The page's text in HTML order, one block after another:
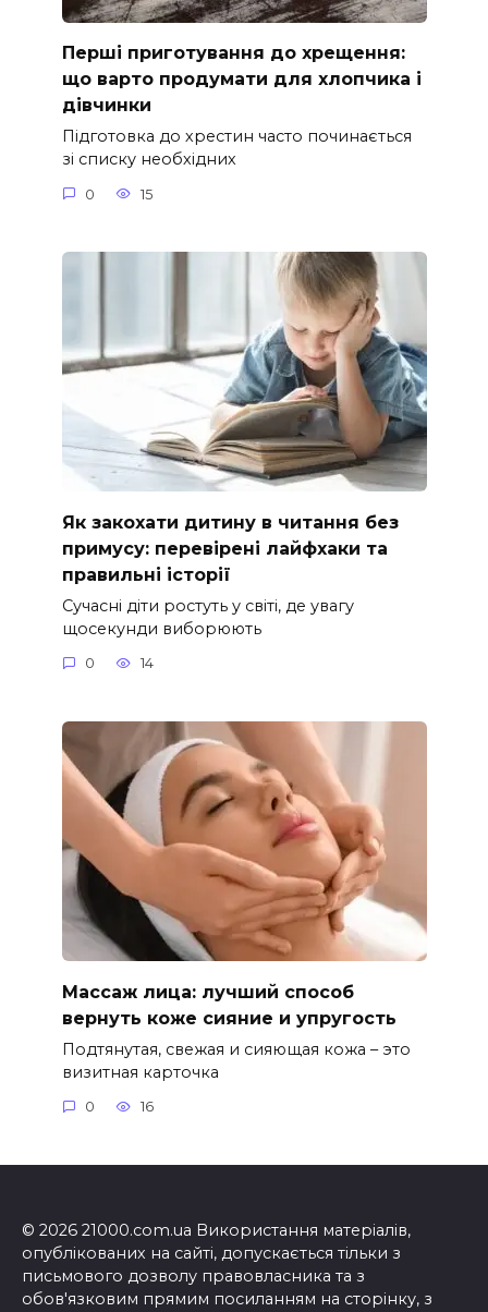
Перші приготування до хрещення:
що варто продумати для хлопчика і
дівчинки
Підготовка до хрестин часто починається
зі списку необхідних
0 15
Як закохати дитину в читання без
примусу: перевірені лайфхаки та
правильні історії
Сучасні діти ростуть у світі, де увагу
щосекунди виборюють
0 14
Массаж лица: лучший способ
вернуть коже сияние и упругость
Подтянутая, свежая и сияющая кожа – это
визитная карточка
0 16
© 2026 21000.com.ua Використання матеріалів,
опублікованих на сайті, допускається тільки з
письмового дозволу правовласника та з
обов'язковим прямим посиланням на сторінку, з